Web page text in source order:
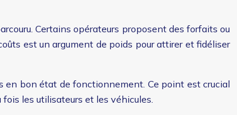
Certains opérateurs proposent des forfaits ou
est un argument de poids pour attirer et fidéliser
en bon état de fonctionnement. Ce point est crucial
les utilisateurs et les véhicules.